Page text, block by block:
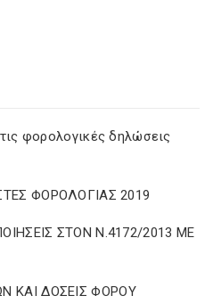
φορολογικές δηλώσεις
ΦΟΡΟΛΟΓΙΑΣ 2019
ΣΤΟΝ Ν.4172/2013 ΜΕ
ΚΑΙ ΔΟΣΕΙΣ ΦΟΡΟΥ